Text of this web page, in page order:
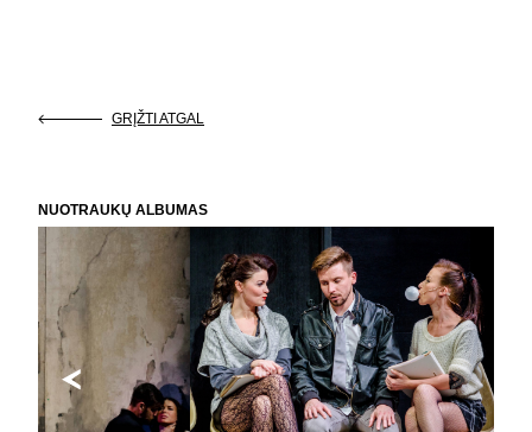
GRĮŽTI ATGAL
NUOTRAUKŲ ALBUMAS